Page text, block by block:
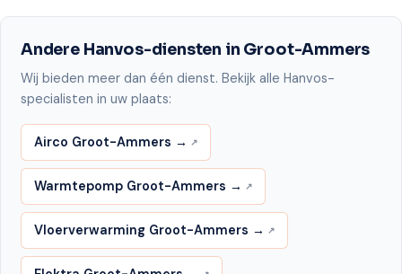
Andere Hanvos-diensten in Groot-Ammers
Wij bieden meer dan één dienst. Bekijk alle Hanvos-
specialisten in uw plaats:
Airco Groot-Ammers →
Warmtepomp Groot-Ammers →
Vloerverwarming Groot-Ammers →